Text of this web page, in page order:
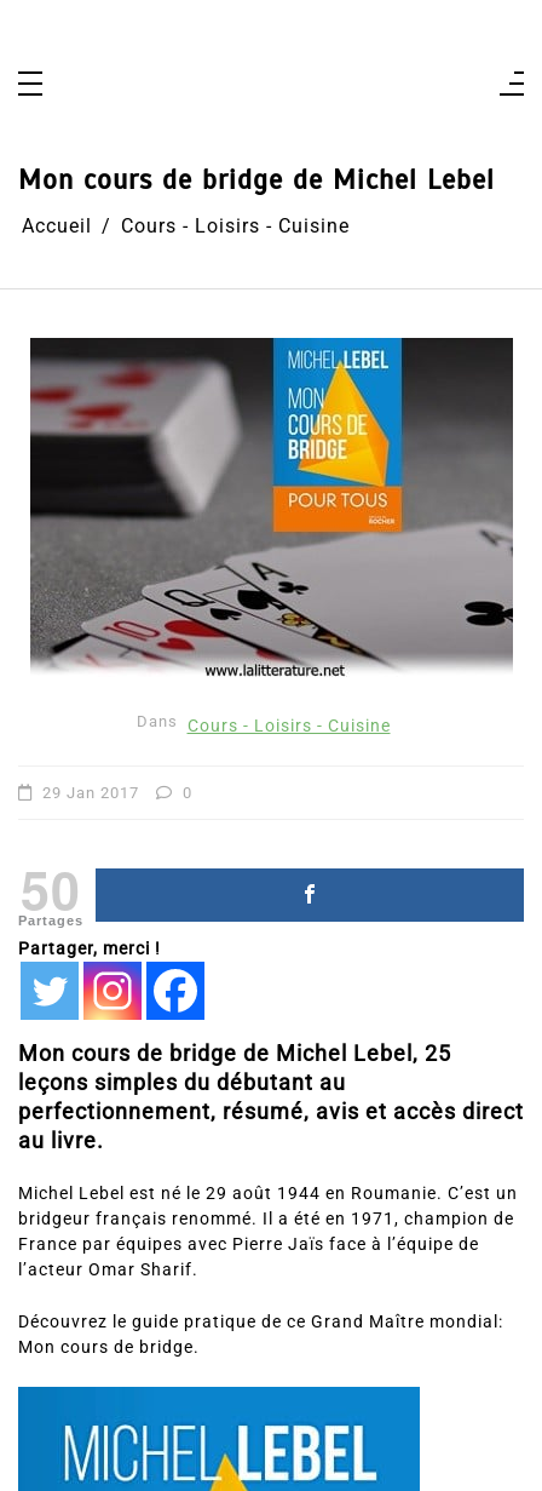
Mon cours de bridge de Michel Lebel
Accueil Cours - Loisirs - Cuisine
Dans Cours - Loisirs - Cuisine
29 Jan 2017 0
50
Partages
Partager, merci !
Mon cours de bridge de Michel Lebel, 25
leçons simples du débutant au
perfectionnement, résumé, avis et accès direct
au livre.
Michel Lebel est né le 29 août 1944 en Roumanie. C’est un
bridgeur français renommé. Il a été en 1971, champion de
France par équipes avec Pierre Jaïs face à l’équipe de
l’acteur Omar Sharif.
Découvrez le guide pratique de ce Grand Maître mondial:
Mon cours de bridge.